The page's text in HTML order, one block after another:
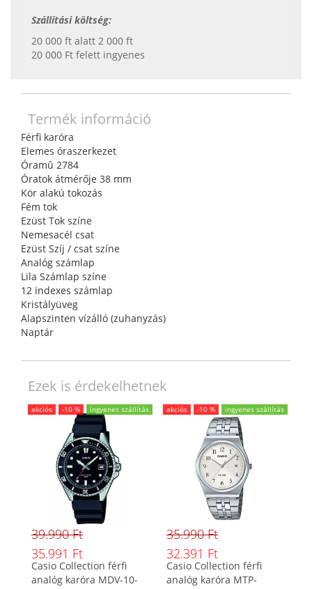
Szállítási költség:
20 000 ft alatt 2 000 ft
20 000 Ft felett ingyenes
Termék információ
Férfi karóra
Elemes óraszerkezet
Óramû 2784
Óratok átmérője 38 mm
Kör alakú tokozás
Fém tok
Ezüst Tok színe
Nemesacél csat
Ezüst Szíj / csat színe
Analóg számlap
Lila Számlap színe
12 indexes számlap
Kristályüveg
Alapszinten vízálló (zuhanyzás)
Naptár
Ezek is érdekelhetnek
akciós -10 % ingyenes szállítás
39.990 Ft
35.991 Ft
Casio Collection férfi
analóg karóra MDV-10-
akciós -10 % ingyenes szállítás
35.990 Ft
32.391 Ft
Casio Collection férfi
analóg karóra MTP-